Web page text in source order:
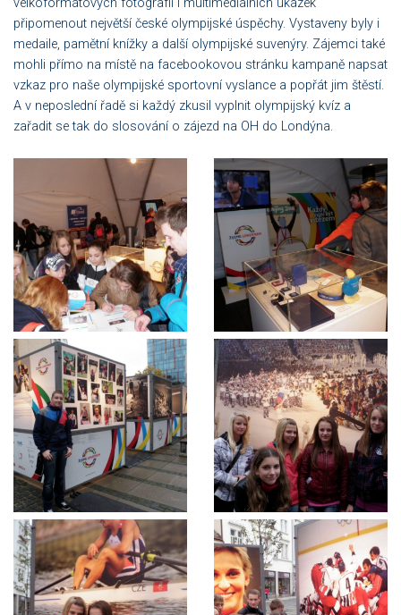
velkoformátových fotografií i multimediálních ukázek
připomenout největší české olympijské úspěchy. Vystaveny byly i
medaile, pamětní knížky a další olympijské suvenýry. Zájemci také
mohli přímo na místě na facebookovou stránku kampaně napsat
vzkaz pro naše olympijské sportovní vyslance a popřát jim štěstí.
A v neposlední řadě si každý zkusil vyplnit olympijský kvíz a
zařadit se tak do slosování o zájezd na OH do Londýna.